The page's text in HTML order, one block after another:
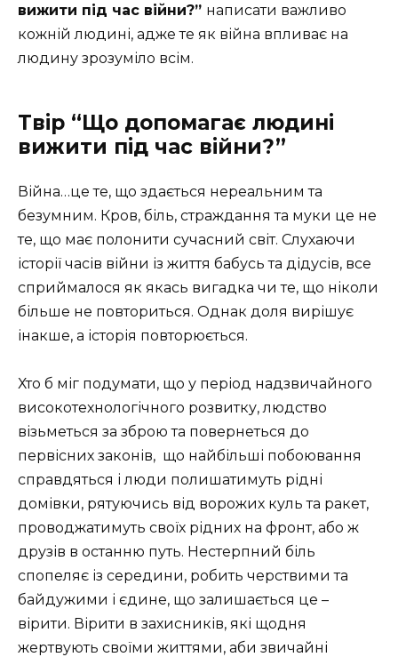
вижити під час війни?” написати важливо
кожній людині, адже те як війна впливає на
людину зрозуміло всім.
Твір “Що допомагає людині
вижити під час війни?”
Війна…це те, що здається нереальним та
безумним. Кров, біль, страждання та муки це не
те, що має полонити сучасний світ. Слухаючи
історії часів війни із життя бабусь та дідусів, все
сприймалося як якась вигадка чи те, що ніколи
більше не повториться. Однак доля вирішує
інакше, а історія повторюється.
Хто б міг подумати, що у період надзвичайного
високотехнологічного розвитку, людство
візьметься за зброю та повернеться до
первісних законів, що найбільші побоювання
справдяться і люди полишатимуть рідні
домівки, рятуючись від ворожих куль та ракет,
проводжатимуть своїх рідних на фронт, або ж
друзів в останню путь. Нестерпний біль
спопеляє із середини, робить черствими та
байдужими і єдине, що залишається це –
вірити. Вірити в захисників, які щодня
жертвують своїми життями, аби звичайні